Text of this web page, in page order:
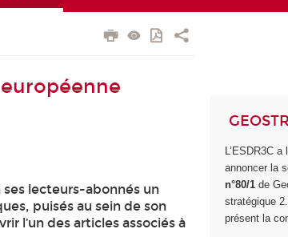
lecteurs-abonnés un
puisés au sein de son
l’un des articles associés à
L’ESDR3C
annoncer la
n°80/1 de
stratégique
présent la